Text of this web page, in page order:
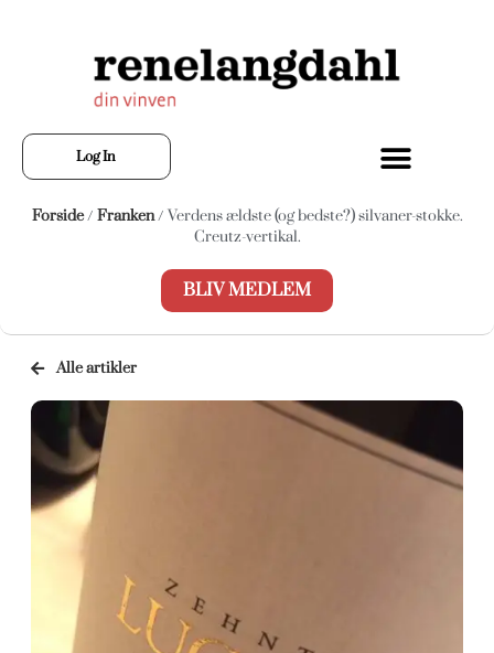
Log In
Forside/ Franken/ Verdens ældste (og bedste?) silvaner-stokke.
Creutz-vertikal.
BLIV MEDLEM
Alle artikler